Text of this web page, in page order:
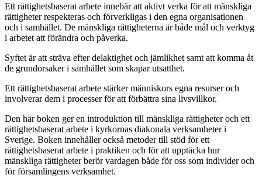
Ett rättighetsbaserat arbete innebär att aktivt verka för att mänskliga
rättigheter respekteras och förverkligas i den egna organisationen
och i samhället. De mänskliga rättigheterna är både mål och verktyg
i arbetet att förändra och påverka.
Syftet är att sträva efter delaktighet och jämlikhet samt att komma åt
de grundorsaker i samhället som skapar utsatthet.
Ett rättighetsbaserat arbete stärker människors egna resurser och
involverar dem i processer för att förbättra sina livsvillkor.
Den här boken ger en introduktion till mänskliga rättigheter och ett
rättighetsbaserat arbete i kyrkornas diakonala verksamheter i
Sverige. Boken innehåller också metoder till stöd för ett
rättighetsbaserat arbete i praktiken och för att upptäcka hur
mänskliga rättigheter berör vardagen både för oss som individer och
för församlingens verksamhet.